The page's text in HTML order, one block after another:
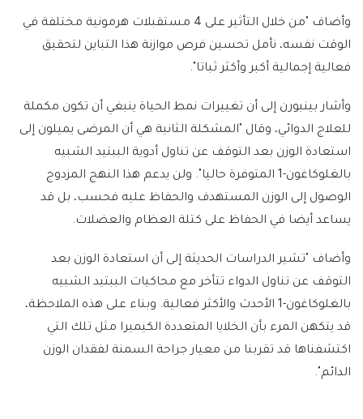
وأضاف "من خلال التأثير على 4 مستقبلات هرمونية مختلفة في
الوقت نفسه، نأمل تحسين فرص موازنة هذا التباين لتحقيق
فعالية إجمالية أكبر وأكثر ثباتا".
وأشار بينبورن إلى أن تغييرات نمط الحياة ينبغي أن تكون مكملة
للعلاج الدوائي، وقال "المشكلة الثانية هي أن المرضى يميلون إلى
استعادة الوزن بعد التوقف عن تناول أدوية الببتيد الشبيه
بالغلوكاغون-1 المتوفرة حاليا". ولن يدعم هذا النهج المزدوج
الوصول إلى الوزن المستهدف والحفاظ عليه فحسب، بل قد
يساعد أيضا في الحفاظ على كتلة العظام والعضلات.
وأضاف "تشير الدراسات الحديثة إلى أن استعادة الوزن بعد
التوقف عن تناول الدواء تتأخر مع محاكيات الببتيد الشبيه
بالغلوكاغون-1 الأحدث والأكثر فعالية. وبناء على هذه الملاحظة،
قد يتكهن المرء بأن الخلايا المتعددة الكيميرا مثل تلك التي
اكتشفناها قد تقربنا من معيار جراحة السمنة لفقدان الوزن
الدائم".